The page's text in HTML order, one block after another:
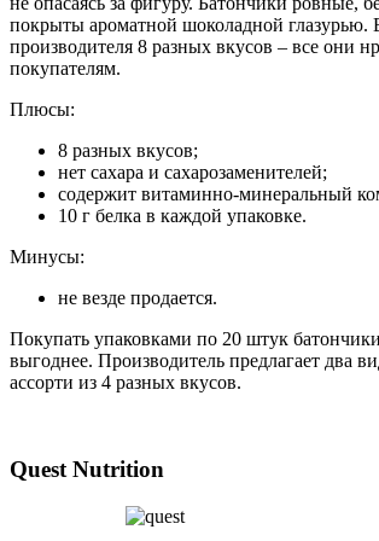
покрыты ароматной шоколадной глазурью.
производителя 8 разных вкусов – все они
покупателям.
Плюсы:
8 разных вкусов;
нет сахара и сахарозаменителей;
содержит витаминно-минеральный
10 г белка в каждой упаковке.
Минусы:
не везде продается.
Покупать упаковками по 20 штук
выгоднее. Производитель предлагает два
ассорти из 4 разных вкусов.
Quest Nutrition